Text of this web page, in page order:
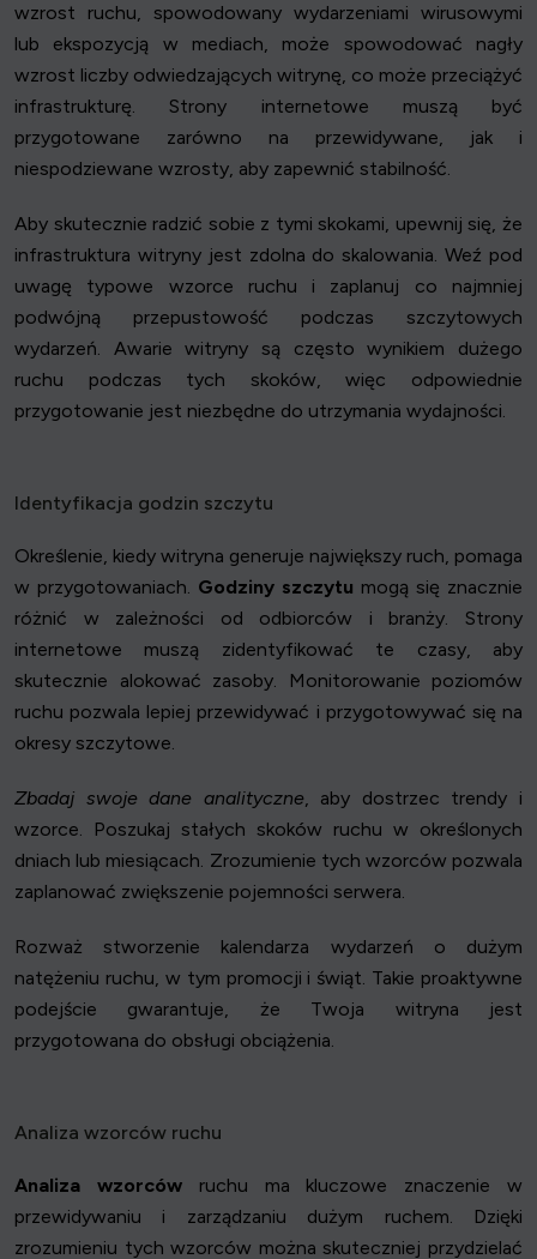
wzrost ruchu, spowodowany wydarzeniami wirusowymi
lub ekspozycją w mediach, może spowodować nagły
wzrost liczby odwiedzających witrynę, co może przeciążyć
infrastrukturę. Strony internetowe muszą być
przygotowane zarówno na przewidywane, jak i
niespodziewane wzrosty, aby zapewnić stabilność.
Aby skutecznie radzić sobie z tymi skokami, upewnij się, że
infrastruktura witryny jest zdolna do skalowania. Weź pod
uwagę typowe wzorce ruchu i zaplanuj co najmniej
podwójną przepustowość podczas szczytowych
wydarzeń. Awarie witryny są często wynikiem dużego
ruchu podczas tych skoków, więc odpowiednie
przygotowanie jest niezbędne do utrzymania wydajności.
Identyfikacja godzin szczytu
Określenie, kiedy witryna generuje największy ruch, pomaga
w przygotowaniach. Godziny szczytu mogą się znacznie
różnić w zależności od odbiorców i branży. Strony
internetowe muszą zidentyfikować te czasy, aby
skutecznie alokować zasoby. Monitorowanie poziomów
ruchu pozwala lepiej przewidywać i przygotowywać się na
okresy szczytowe.
Zbadaj swoje dane analityczne, aby dostrzec trendy i
wzorce. Poszukaj stałych skoków ruchu w określonych
dniach lub miesiącach. Zrozumienie tych wzorców pozwala
zaplanować zwiększenie pojemności serwera.
Rozważ stworzenie kalendarza wydarzeń o dużym
natężeniu ruchu, w tym promocji i świąt. Takie proaktywne
podejście gwarantuje, że Twoja witryna jest
przygotowana do obsługi obciążenia.
Analiza wzorców ruchu
Analiza wzorcówruchu ma kluczowe znaczenie w
przewidywaniu i zarządzaniu dużym ruchem. Dzięki
zrozumieniu tych wzorców można skuteczniej przydzielać